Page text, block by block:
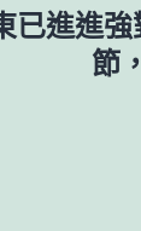
已進進
節